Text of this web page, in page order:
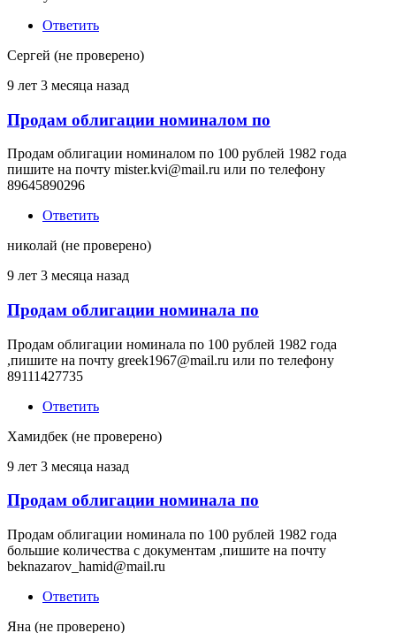
Ответить
Сергей (не проверено)
9 лет 3 месяца назад
Продам облигации номиналом по
Продам облигации номиналом по 100 рублей 1982 года
пишите на почту mister.kvi@mail.ru или по телефону
89645890296
Ответить
николай (не проверено)
9 лет 3 месяца назад
Продам облигации номинала по
Продам облигации номинала по 100 рублей 1982 года
,пишите на почту greek1967@mail.ru или по телефону
89111427735
Ответить
Хамидбек (не проверено)
9 лет 3 месяца назад
Продам облигации номинала по
Продам облигации номинала по 100 рублей 1982 года
большие количества с документам ,пишите на почту
beknazarov_hamid@mail.ru
Ответить
Яна (не проверено)